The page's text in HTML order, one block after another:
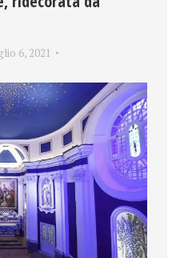
6, 2021